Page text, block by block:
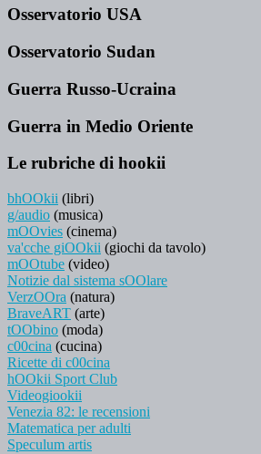
Osservatorio USA
Osservatorio Sudan
Guerra Russo-Ucraina
Guerra in Medio Oriente
Le rubriche di hookii
bhOOkii (libri)
g/audio (musica)
mOOvies (cinema)
va'cche giOOkii (giochi da tavolo)
mOOtube (video)
Notizie dal sistema sOOlare
VerzOOra (natura)
BraveART (arte)
tOObino (moda)
c00cina (cucina)
Ricette di c00cina
hOOkii Sport Club
Videogiookii
Venezia 82: le recensioni
Matematica per adulti
Speculum artis